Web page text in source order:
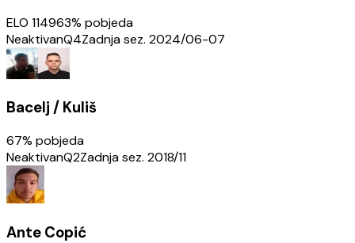
ELO 114963% pobjeda
NeaktivanQ4Zadnja sez. 2024/06-07
Bacelj / Kuliš
67% pobjeda
NeaktivanQ2Zadnja sez. 2018/11
Ante Copić